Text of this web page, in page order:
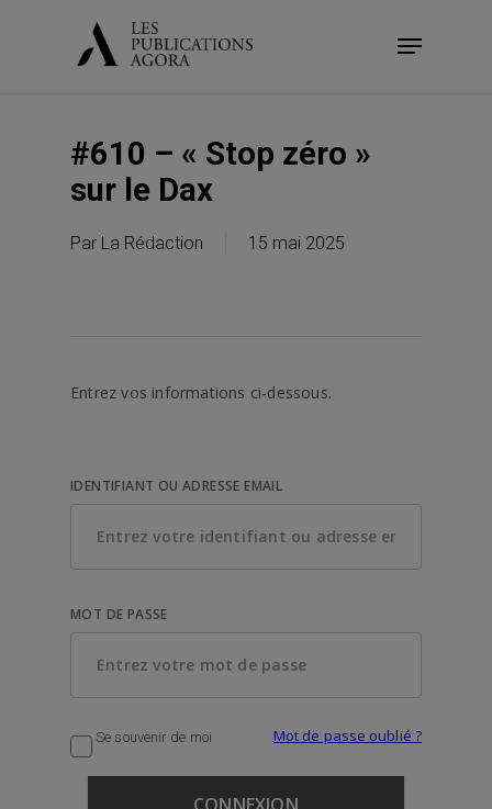
Menu
#610 – « Stop zéro »
sur le Dax
Par La Rédaction 15 mai 2025
Entrez vos informations ci-dessous.
IDENTIFIANT OU ADRESSE EMAIL
MOT DE PASSE
Se souvenir de moi Mot de passe oublié ?